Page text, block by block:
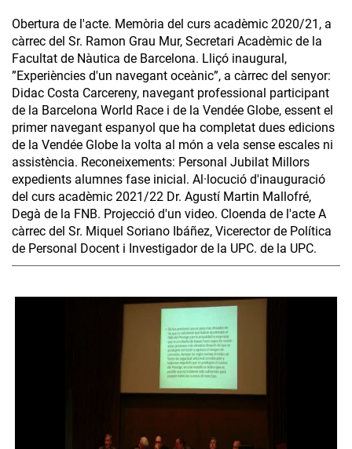
Obertura de l'acte. Memòria del curs acadèmic 2020/21, a
càrrec del Sr. Ramon Grau Mur, Secretari Acadèmic de la
Facultat de Nàutica de Barcelona. Lliçó inaugural,
”Experiències d'un navegant oceànic”, a càrrec del senyor:
Didac Costa Carcereny, navegant professional participant
de la Barcelona World Race i de la Vendée Globe, essent el
primer navegant espanyol que ha completat dues edicions
de la Vendée Globe la volta al món a vela sense escales ni
assistència. Reconeixements: Personal Jubilat Millors
expedients alumnes fase inicial. Al·locució d'inauguració
del curs acadèmic 2021/22 Dr. Agustí Martin Mallofré,
Degà de la FNB. Projecció d'un video. Cloenda de l'acte A
càrrec del Sr. Miquel Soriano Ibáñez, Vicerector de Política
de Personal Docent i Investigador de la UPC. de la UPC.